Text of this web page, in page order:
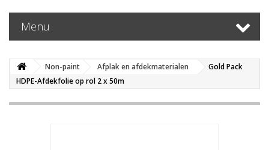
Menu
Non-paint Afplak en afdekmaterialen
Gold Pack
HDPE-Afdekfolie op rol 2 x 50m